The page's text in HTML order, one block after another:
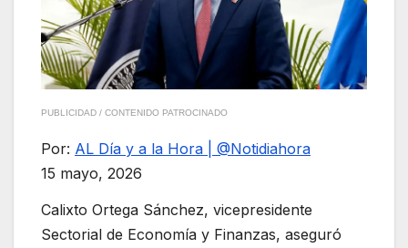
PUBLICIDAD / CONTENIDO PATROCINADO
Por: AL Día y a la Hora | @Notidiahora
15 mayo, 2026
Calixto Ortega Sánchez, vicepresidente
Sectorial de Economía y Finanzas, aseguró